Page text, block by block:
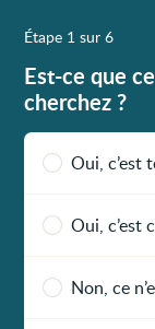
Étape 1 sur 6
Est-ce que
cherchez ?
Oui, c’est
Oui, c’est
Non, ce